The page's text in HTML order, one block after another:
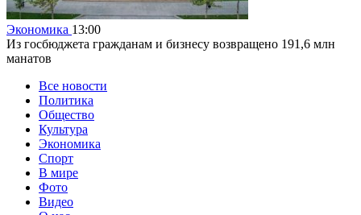
Экономика 13:00
Из госбюджета гражданам и бизнесу возвращено 191,6 млн
манатов
Все новости
Политика
Общество
Культура
Экономика
Спорт
В мире
Фото
Видео